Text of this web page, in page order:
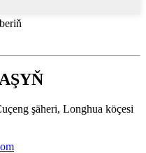
şäheri, Longhua köçesi